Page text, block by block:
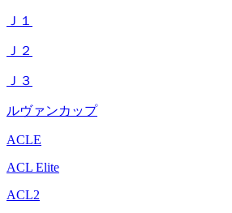
Ｊ１
Ｊ２
Ｊ３
ルヴァンカップ
ACLE
ACL Elite
ACL2